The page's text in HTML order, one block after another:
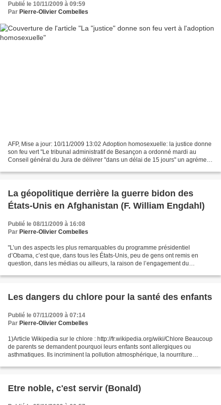
Publié le 10/11/2009 à 09:59
Par Pierre-Olivier Combelles
AFP, Mise a jour: 10/11/2009 13:02 Adoption homosexuelle: la justice donne
son feu vert "Le tribunal administratif de Besançon a ordonné mardi au
Conseil général du Jura de délivrer "dans un délai de 15 jours" un agrément
La géopolitique derrière la guerre bidon des
États-Unis en Afghanistan (F. William Engdahl)
Publié le 08/11/2009 à 16:08
Par Pierre-Olivier Combelles
"L’un des aspects les plus remarquables du programme présidentiel
d’Obama, c’est que, dans tous les États-Unis, peu de gens ont remis en
question, dans les médias ou ailleurs, la raison de l’engagement du
Les dangers du chlore pour la santé des enfants
Publié le 07/11/2009 à 07:14
Par Pierre-Olivier Combelles
1)Article Wikipedia sur le chlore : http://fr.wikipedia.org/wiki/Chlore Beaucoup
de parents se demandent pourquoi leurs enfants sont allergiques ou
asthmatiques. Ils incriminent la pollution atmosphérique, la nourriture
Etre noble, c'est servir (Bonald)